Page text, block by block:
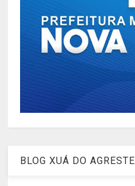
BLOG XUÁ DO AGRESTE